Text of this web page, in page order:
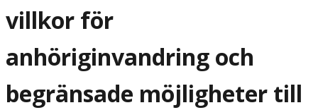
villkor för
anhöriginvandring och
begränsade möjligheter till